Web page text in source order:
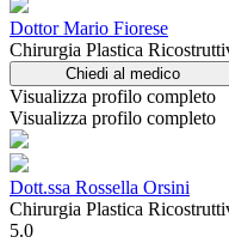
Dottor Mario Fiorese
Chirurgia Plastica
Chiedi al medico
Visualizza profilo completo
Visualizza profilo completo
Dott.ssa Rossella Orsini
Chirurgia Plastica
5.0